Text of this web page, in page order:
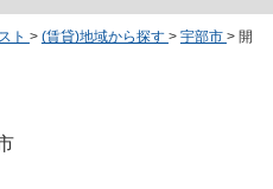
ト > (賃貸)地域から探す > 宇部市 > 開